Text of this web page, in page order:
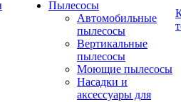
Пылесосы
Автомобильные
пылесосы
Вертикальные
пылесосы
Моющие пылесосы
Насадки и
аксессуары для